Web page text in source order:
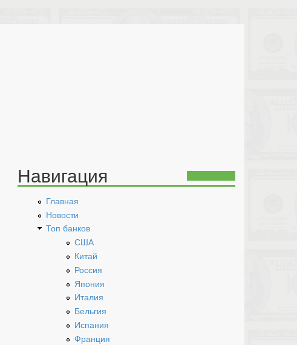
Навигация
Главная
Новости
Топ банков
США
Китай
Россия
Япония
Италия
Бельгия
Испания
Франция